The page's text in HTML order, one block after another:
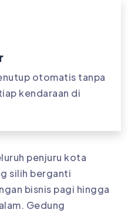
otomatis tanpa
kendaraan di
penjuru kota
silih berganti
bisnis pagi hingga
Gedung